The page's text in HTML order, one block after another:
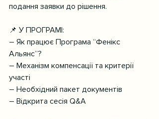
подання заявки до рішення.
📌 У ПРОГРАМІ:
– Як працює Програма “Фенікс
Альянс”?
– Механізм компенсації та критерії
участі
– Необхідний пакет документів
– Відкрита сесія Q&A